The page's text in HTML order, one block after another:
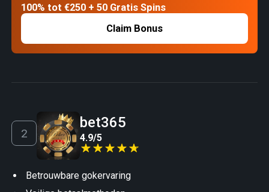
100% tot €250 + 50 Gratis Spins
Claim Bonus
bet365
4.9/5
Betrouwbare gokervaring